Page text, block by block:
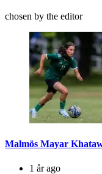
chosen by the editor
Malmös Mayar
1 år ago